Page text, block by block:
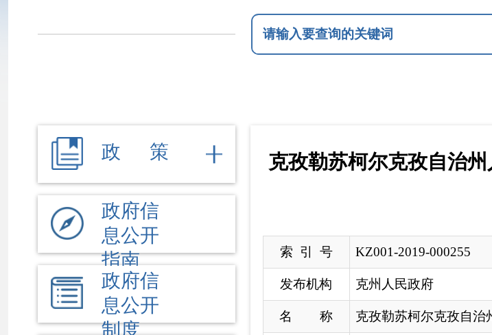
政府信
息公开
指南
政府信
息公开
制度
法定主
动公开
内容
依 申 请
公 开
索 引 号 KZ001-2019-000255
发布机构
文 号
来 源 克州人民政府
根据《中华人民共和国政府信息公开条例》（以下
信息公开条例〉办法》（以下简称《办法》）规定，克